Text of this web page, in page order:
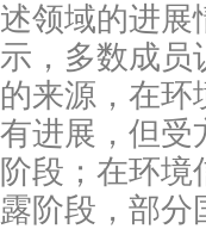
述领域的进展
示，多数成员
的来源，在环
有进展，但受
阶段；在环
露阶段，部分